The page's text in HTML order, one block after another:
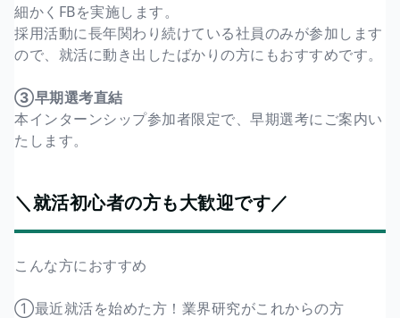
細かくFBを実施します。
採用活動に長年関わり続けている社員のみが参加します
ので、就活に動き出したばかりの方にもおすすめです。
③早期選考直結
本インターンシップ参加者限定で、早期選考にご案内い
たします。
＼就活初心者の方も大歓迎です／
こんな方におすすめ
①最近就活を始めた方！業界研究がこれからの方